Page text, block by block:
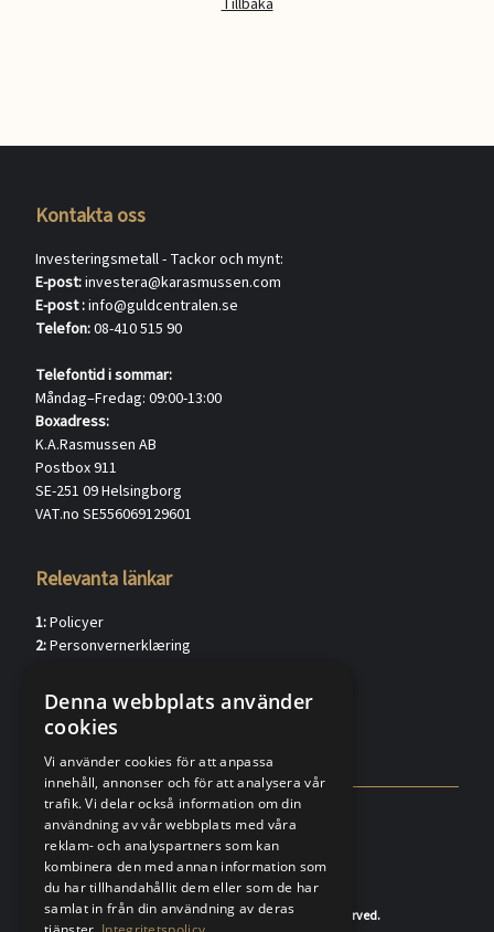
Kontakta oss
Investeringsmetall - Tackor och mynt:
E-post:investera@karasmussen.com
E-post :info@guldcentralen.se
Telefon:08-410 515 90
Telefontid i sommar:
Måndag–Fredag: 09:00-13:00
Boxadress:
K.A.Rasmussen AB
Postbox 911
SE-251 09 Helsingborg
VAT.no SE556069129601
Relevanta länkar
1:Policyer
2:Personvernerklæring
4:Kundkännedom förtag (verified.eu)
5:Försäljningsvillkor
6:FAQ
© 2020-2026 K.A.Rasmussen. All rights reserved.
Denna webbplats använder
cookies
Vi använder cookies för att anpassa
innehåll, annonser och för att analysera vår
trafik. Vi delar också information om din
användning av vår webbplats med våra
reklam- och analyspartners som kan
kombinera den med annan information som
du har tillhandahållit dem eller som de har
samlat in från din användning av deras